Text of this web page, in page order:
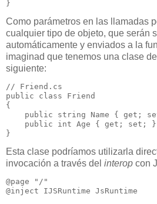
Como parámetros en las llamadas
cualquier tipo de objeto, que serán
automáticamente y enviados a la
imaginad que tenemos una clase
siguiente:
// Friend.cs
public class Friend
{
public string Name { get;
    public int Age { get; set; }
Esta clase podríamos utilizarla
invocación a través del interop con
@page "/"
@inject IJSRuntime JsRuntime